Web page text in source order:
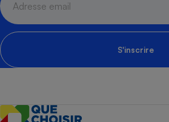
S'inscrire